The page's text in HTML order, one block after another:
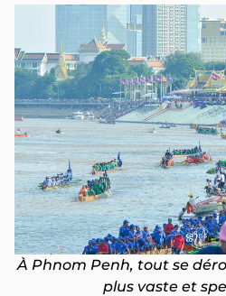
À Phnom Penh, tout se
plus vaste et